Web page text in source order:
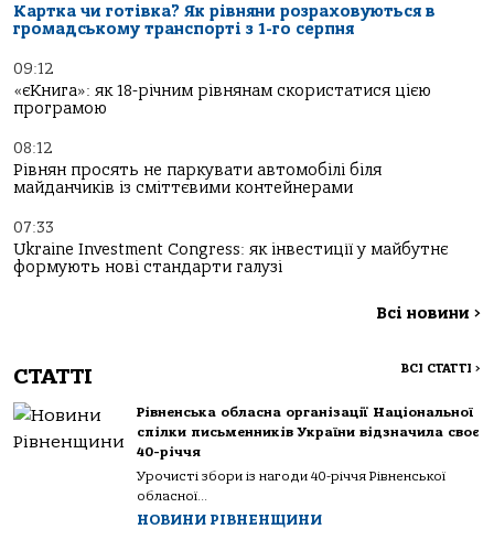
Картка чи готівка? Як рівняни розраховуються в
громадському транспорті з 1-го серпня
09:12
«єКнига»: як 18-річним рівнянам скористатися цією
програмою
08:12
Рівнян просять не паркувати автомобілі біля
майданчиків із сміттєвими контейнерами
07:33
Ukraine Investment Congress: як інвестиції у майбутнє
формують нові стандарти галузі
Всі новини >
СТАТТІ ВСІ СТАТТІ >
Рівненська обласна організації Національної
спілки письменників України відзначила своє
40-річчя
Урочисті збори із нагоди 40-річчя Рівненської
обласної...
НОВИНИ РІВНЕНЩИНИ